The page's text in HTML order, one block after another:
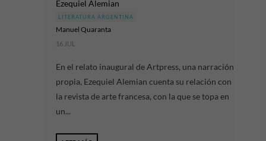
Ezequiel Alemian
LITERATURA ARGENTINA
Manuel Quaranta
16 JUL
En el relato inaugural de Artpress, una narración
propia, Ezequiel Alemian cuenta su relación con
la revista de arte francesa, con la que se topa en
un...